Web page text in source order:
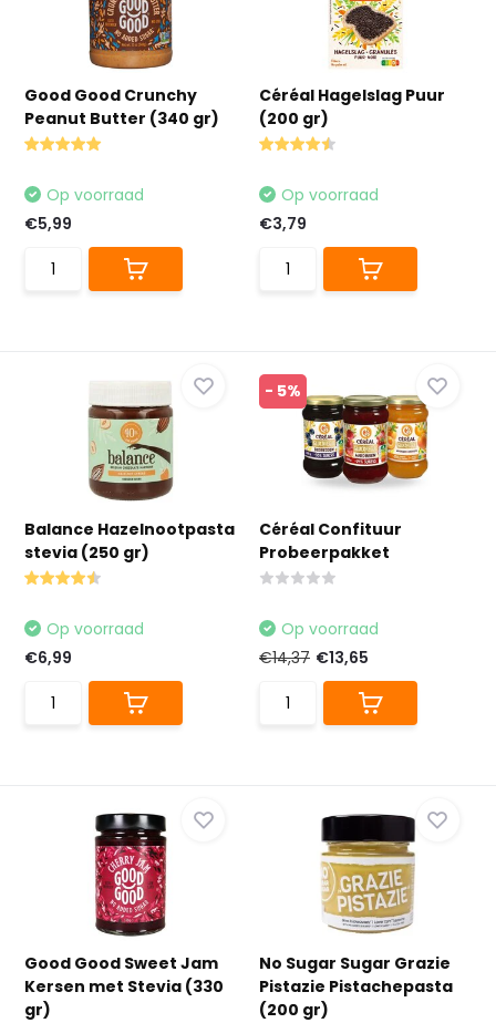
Good Good Crunchy
Peanut Butter (340 gr)
Op voorraad
€5,99
Céréal Hagelslag Puur
(200 gr)
Op voorraad
€3,79
Balance Hazelnootpasta
stevia (250 gr)
Op voorraad
€6,99
- 5%
Céréal Confituur
Probeerpakket
Op voorraad
€14,37 €13,65
Good Good Sweet Jam
Kersen met Stevia (330
gr)
No Sugar Sugar Grazie
Pistazie Pistachepasta
(200 gr)